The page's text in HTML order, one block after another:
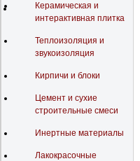
Керамическая и
интерактивная плитка
Теплоизоляция и
звукоизоляция
Кирпичи и блоки
Цемент и сухие
строительные смеси
Инертные материалы
Лакокрасочные